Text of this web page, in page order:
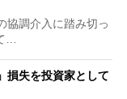
協調介入に踏み切っ
…
損失を投資家として